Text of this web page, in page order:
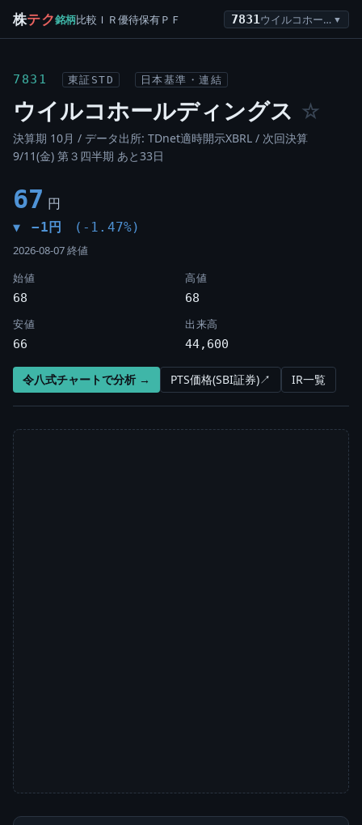
株テク銘柄比較 ＩＲ優待保有ＰＦ 7831 ウイルコホールディングス ▼
7831 東証STD 日本基準・連結
ウイルコホールディングス ☆
決算期 10月 / データ出所: TDnet適時開示XBRL / 次回決算
9/11(金) 第３四半期 あと33日
67 円
▼ −1円 (-1.47%)
2026-08-07 終値
始値
68
高値
68
安値
66
出来高
44,600
令八式チャートで分析 → PTS価格(SBI証券)↗ IR一覧